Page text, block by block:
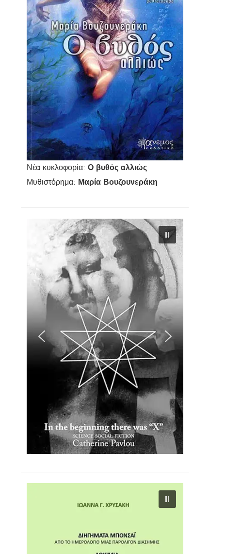
Νέα κυκλοφορία:Ο βυθός αλλιώς
Μυθιστόρημα: Μαρία Βουζουνεράκη